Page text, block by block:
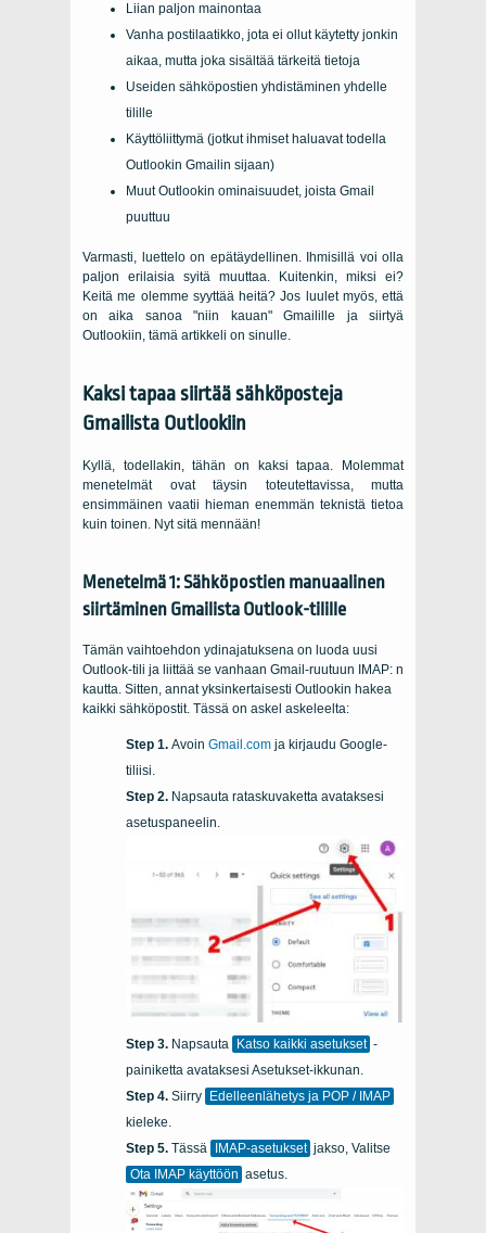
Liian paljon mainontaa
Vanha postilaatikko, jota ei ollut käytetty jonkin
aikaa, mutta joka sisältää tärkeitä tietoja
Useiden sähköpostien yhdistäminen yhdelle
tilille
Käyttöliittymä (jotkut ihmiset haluavat todella
Outlookin Gmailin sijaan)
Muut Outlookin ominaisuudet, joista Gmail
puuttuu
Varmasti, luettelo on epätäydellinen. Ihmisillä voi olla
paljon erilaisia ​​syitä muuttaa. Kuitenkin, miksi ei?
Keitä me olemme syyttää heitä? Jos luulet myös, että
on aika sanoa "niin kauan" Gmailille ja siirtyä
Outlookiin, tämä artikkeli on sinulle.
Kaksi tapaa siirtää sähköposteja
Gmailista Outlookiin
Kyllä, todellakin, tähän on kaksi tapaa. Molemmat
menetelmät ovat täysin toteutettavissa, mutta
ensimmäinen vaatii hieman enemmän teknistä tietoa
kuin toinen. Nyt sitä mennään!
Menetelmä 1: Sähköpostien manuaalinen
siirtäminen Gmailista Outlook-tilille
Tämän vaihtoehdon ydinajatuksena on luoda uusi
Outlook-tili ja liittää se vanhaan Gmail-ruutuun IMAP: n
kautta. Sitten, annat yksinkertaisesti Outlookin hakea
kaikki sähköpostit. Tässä on askel askeleelta:
Avoin Gmail.com ja kirjaudu Google-
tiliisi.
Napsauta rataskuvaketta avataksesi
asetuspaneelin.
Napsauta Katso kaikki asetukset -
painiketta avataksesi Asetukset-ikkunan.
Siirry Edelleenlähetys ja POP / IMAP
kieleke.
Tässä
IMAP-asetukset jakso, Valitse
Ota IMAP käyttöön asetus.